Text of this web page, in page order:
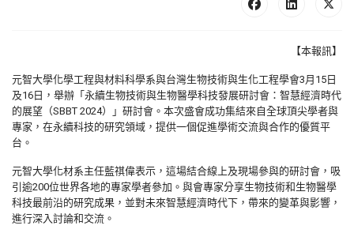
【本報訊】
元智大學化學工程與材料科學系與台灣生物技術與生化工程學會3月15日
及16日，舉辦「永續生物技術與生物醫學科技發展研討會：智慧經濟時代
的展望（SBBT 2024）」研討會。本次盛會成功集結來自全球頂尖學者與
專家，在永續科技的研究領域，提供一個促進學術交流與合作的優質平
台。
元智大學化材系主任藍祺偉表示，這場結合線上及現場參與的研討會，吸
引逾200位世界各地的專家學者參加。與會專家分享生物技術和生物醫學
科技最前沿的研究成果，並對未來智慧經濟時代下，帶來的變革與影響，
進行深入討論和交流。